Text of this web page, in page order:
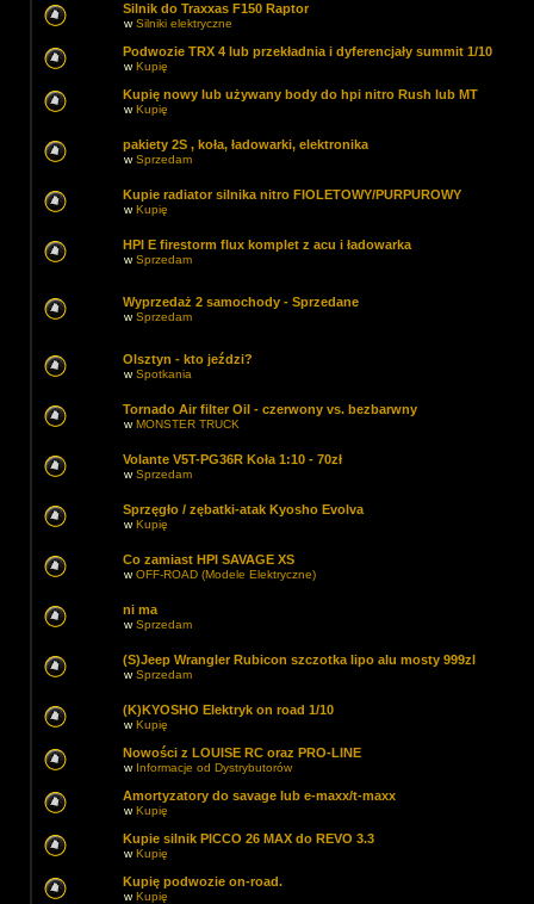
Silnik do Traxxas F150 Raptor
wSilniki elektryczne
Podwozie TRX 4 lub przekładnia i dyferencjały summit 1/10
wKupię
Kupię nowy lub używany body do hpi nitro Rush lub MT
wKupię
pakiety 2S , koła, ładowarki, elektronika
wSprzedam
Kupie radiator silnika nitro FIOLETOWY/PURPUROWY
wKupię
HPI E firestorm flux komplet z acu i ładowarka
wSprzedam
Wyprzedaż 2 samochody - Sprzedane
wSprzedam
Olsztyn - kto jeździ?
wSpotkania
Tornado Air filter Oil - czerwony vs. bezbarwny
wMONSTER TRUCK
Volante V5T-PG36R Koła 1:10 - 70zł
wSprzedam
Sprzęgło / zębatki-atak Kyosho Evolva
wKupię
Co zamiast HPI SAVAGE XS
wOFF-ROAD (Modele Elektryczne)
ni ma
wSprzedam
(S)Jeep Wrangler Rubicon szczotka lipo alu mosty 999zl
wSprzedam
(K)KYOSHO Elektryk on road 1/10
wKupię
Nowości z LOUISE RC oraz PRO-LINE
w Informacje od Dystrybutorów
Amortyzatory do savage lub e-maxx/t-maxx
wKupię
Kupie silnik PICCO 26 MAX do REVO 3.3
wKupię
Kupię podwozie on-road.
wKupię